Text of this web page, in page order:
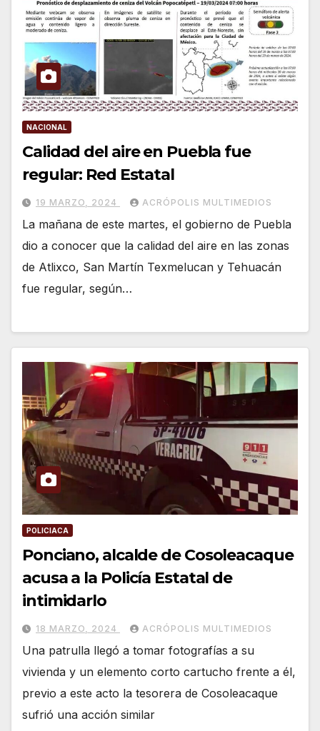
NACIONAL
Calidad del aire en Puebla fue
regular: Red Estatal
19 MARZO, 2024 ACRÓPOLIS MULTIMEDIOS
La mañana de este martes, el gobierno de Puebla
dio a conocer que la calidad del aire en las zonas
de Atlixco, San Martín Texmelucan y Tehuacán
fue regular, según…
POLICIACA
Ponciano, alcalde de Cosoleacaque
acusa a la Policía Estatal de
intimidarlo
18 MARZO, 2024 ACRÓPOLIS MULTIMEDIOS
Una patrulla llegó a tomar fotografías a su
vivienda y un elemento corto cartucho frente a él,
previo a este acto la tesorera de Cosoleacaque
sufrió una acción similar